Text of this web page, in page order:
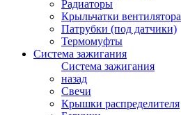
Радиаторы
Крыльчатки вентилятора
Патрубки (под датчики)
Термомуфты
Система зажигания
Система зажигания
назад
Свечи
Крышки распределителя